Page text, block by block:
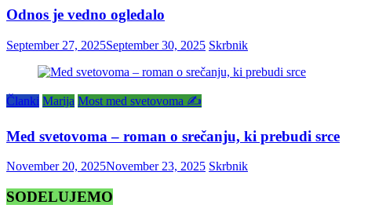
Odnos je vedno ogledalo
September 27, 2025September 30, 2025 Skrbnik
Članki Marija Most med svetovoma ✍️
Med svetovoma – roman o srečanju, ki prebudi srce
November 20, 2025November 23, 2025 Skrbnik
SODELUJEMO